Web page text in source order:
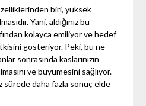
biri, yüksek
Yani, aldığınız bu
kolayca emiliyor ve hedef
gösteriyor. Peki, bu ne
sonrasında kaslarınızın
ve büyümesini sağlıyor.
sürede daha fazla sonuç elde